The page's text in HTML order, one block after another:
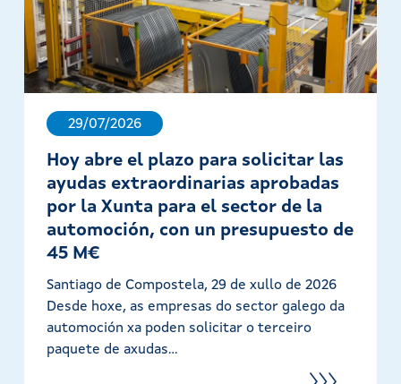
29/07/2026
Hoy abre el plazo para solicitar las
ayudas extraordinarias aprobadas
por la Xunta para el sector de la
automoción, con un presupuesto de
45 M€
Santiago de Compostela, 29 de xullo de 2026
Desde hoxe, as empresas do sector galego da
automoción xa poden solicitar o terceiro
paquete de axudas...